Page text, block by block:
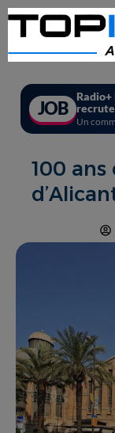
JOB
Radio+
Un
100